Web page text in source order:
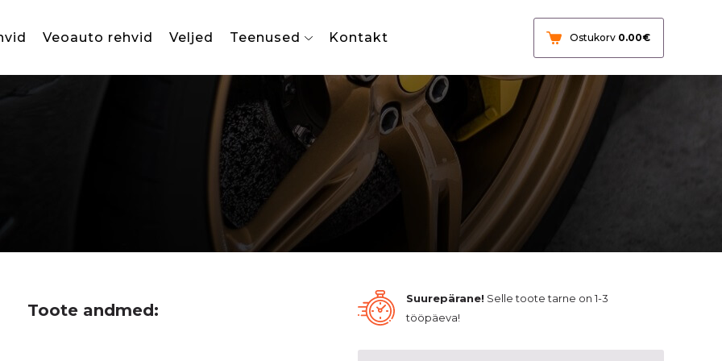
Veoauto rehvid Veljed Teenused Kontakt Ostukorv 0.00€
Toote andmed:
Suurepärane! Selle toote tarne on 1-3
tööpäeva!